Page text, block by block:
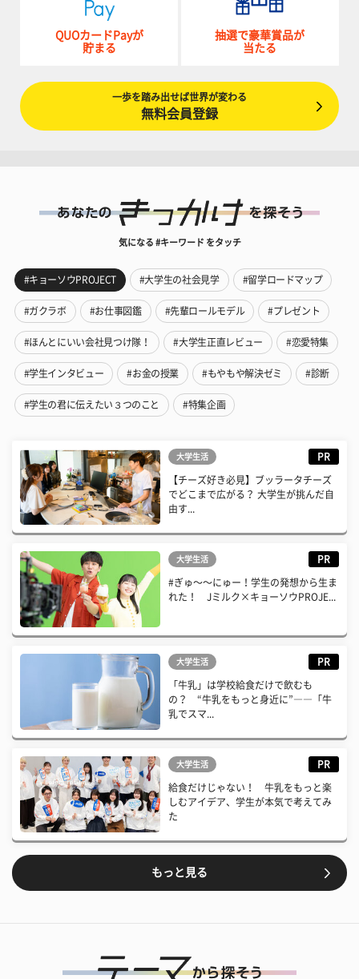
QUOカードPayが
貯まる
抽選で豪華賞品が
当たる
一歩を踏み出せば世界が変わる
無料会員登録
気になる #キーワード をタッチ
#キョーソウPROJECT #大学生の社会見学 #留学ロードマップ
#ガクラボ #お仕事図鑑 #先輩ロールモデル #プレゼント
#ほんとにいい会社見つけ隊！ #大学生正直レビュー #恋愛特集
#学生インタビュー #お金の授業 #もやもや解決ゼミ #診断
#学生の君に伝えたい３つのこと #特集企画
大学生活 PR
【チーズ好き必見】ブッラータチーズ
でどこまで広がる？ 大学生が挑んだ自
由す...
大学生活 PR
#ぎゅ〜〜にゅー！学生の発想から生ま
れた！ Jミルク×キョーソウPROJE...
大学生活 PR
「牛乳」は学校給食だけで飲むも
の？ “牛乳をもっと身近に”――「牛
乳でスマ...
大学生活 PR
給食だけじゃない！ 牛乳をもっと楽
しむアイデア、学生が本気で考えてみ
た
もっと見る